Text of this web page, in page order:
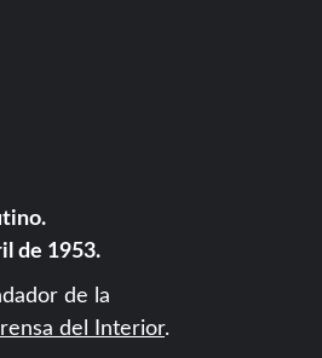
de 1953.
de la
del Interior.